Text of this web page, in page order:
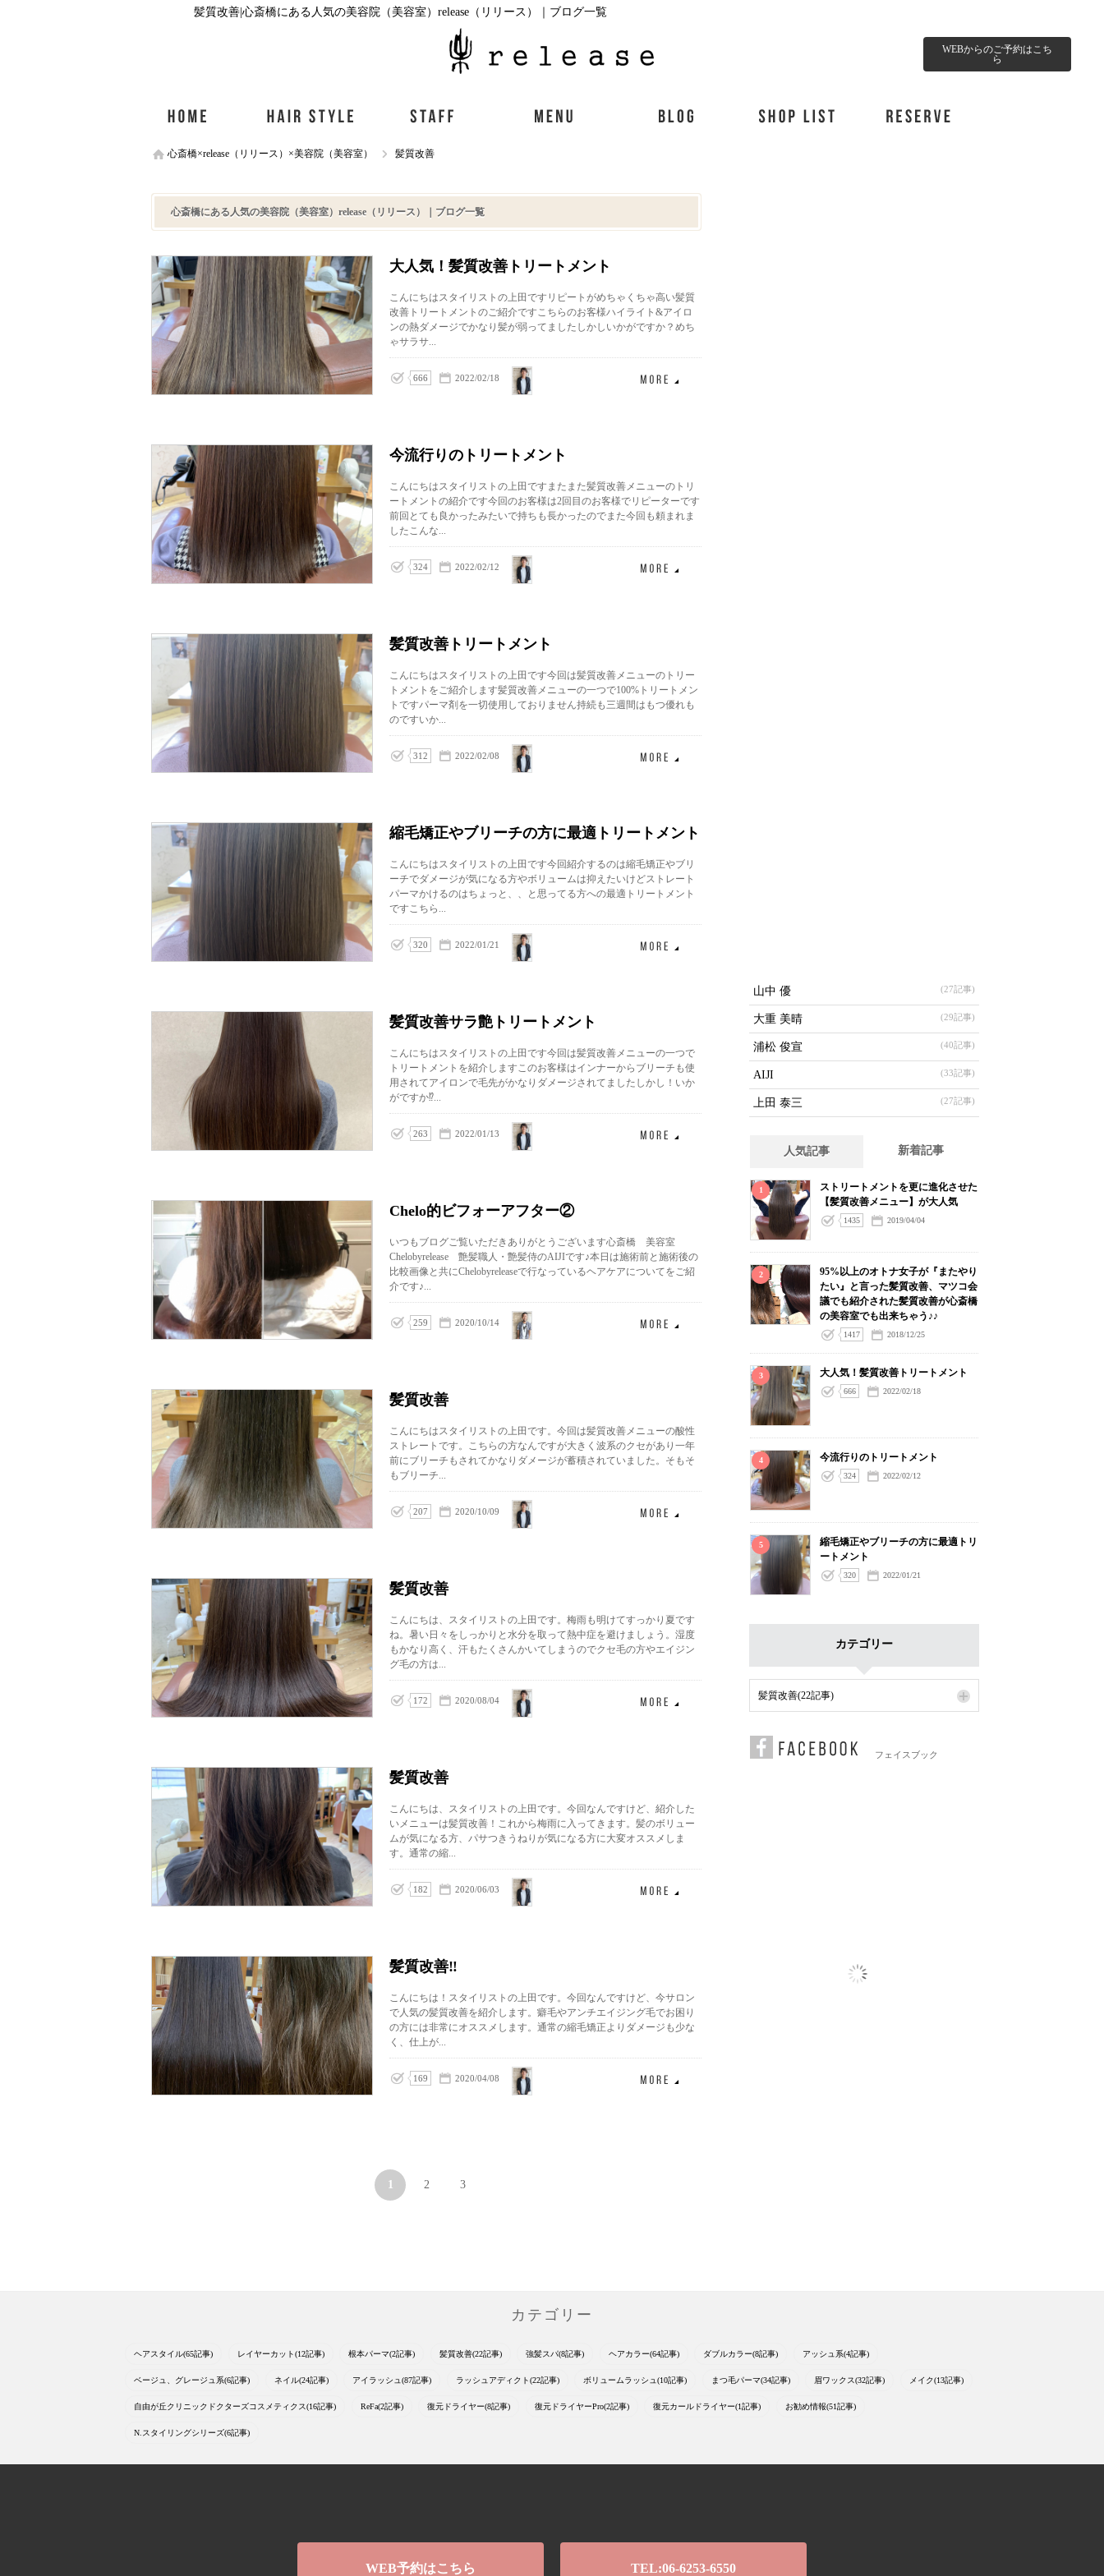
髪質改善|心斎橋にある人気の美容院（美容室）release（リリース）｜ブログ一覧
WEBからのご予約はこち
ら
心斎橋×release（リリース）×美容院（美容室） 髪質改善
心斎橋にある人気の美容院（美容室）release（リリース）｜ブログ一覧
大人気！髪質改善トリートメント
こんにちはスタイリストの上田ですリピートがめちゃくちゃ高い髪質
改善トリートメントのご紹介ですこちらのお客様ハイライト&アイロ
ンの熱ダメージでかなり髪が弱ってましたしかしいかがですか？めち
ゃサラサ...
666 2022/02/18
上田
泰三
今流行りのトリートメント
こんにちはスタイリストの上田ですまたまた髪質改善メニューのトリ
ートメントの紹介です今回のお客様は2回目のお客様でリピーターです
前回とても良かったみたいで持ちも長かったのでまた今回も頼まれま
したこんな...
324 2022/02/12
上田
泰三
髪質改善トリートメント
こんにちはスタイリストの上田です今回は髪質改善メニューのトリー
トメントをご紹介します髪質改善メニューの一つで100%トリートメン
トですパーマ剤を一切使用しておりません持続も三週間はもつ優れも
のですいか...
312 2022/02/08
上田
泰三
縮毛矯正やブリーチの方に最適トリートメント
こんにちはスタイリストの上田です今回紹介するのは縮毛矯正やブリ
ーチでダメージが気になる方やボリュームは抑えたいけどストレート
パーマかけるのはちょっと、、と思ってる方への最適トリートメント
ですこちら...
320 2022/01/21
上田
泰三
髪質改善サラ艶トリートメント
こんにちはスタイリストの上田です今回は髪質改善メニューの一つで
トリートメントを紹介しますこのお客様はインナーからブリーチも使
用されてアイロンで毛先がかなりダメージされてましたしかし！いか
がですか⁉️...
263 2022/01/13
上田
泰三
Chelo的ビフォーアフター②
いつもブログご覧いただきありがとうございます心斎橋 美容室
Chelobyrelease 艶髪職人・艶髪侍のAIJIです♪本日は施術前と施術後の
比較画像と共にChelobyreleaseで行なっているヘアケアについてをご紹
介です♪...
259 2020/10/14 AIJI
髪質改善
こんにちはスタイリストの上田です。今回は髪質改善メニューの酸性
ストレートです。こちらの方なんですが大きく波系のクセがあり一年
前にブリーチもされてかなりダメージが蓄積されていました。そもそ
もブリーチ...
207 2020/10/09
上田
泰三
髪質改善
こんにちは、スタイリストの上田です。梅雨も明けてすっかり夏です
ね。暑い日々をしっかりと水分を取って熱中症を避けましょう。湿度
もかなり高く、汗もたくさんかいてしまうのでクセ毛の方やエイジン
グ毛の方は...
172 2020/08/04
上田
泰三
髪質改善
こんにちは、スタイリストの上田です。今回なんですけど、紹介した
いメニューは髪質改善！これから梅雨に入ってきます。髪のボリュー
ムが気になる方、パサつきうねりが気になる方に大変オススメしま
す。通常の縮...
182 2020/06/03
上田
泰三
髪質改善‼︎
こんにちは！スタイリストの上田です。今回なんですけど、今サロン
で人気の髪質改善を紹介します。癖毛やアンチエイジング毛でお困り
の方には非常にオススメします。通常の縮毛矯正よりダメージも少な
く、仕上が...
169 2020/04/08
上田
泰三
1 2 3
山中 優 (27記事)
大重 美晴 (29記事)
浦松 俊宣 (40記事)
AIJI (33記事)
上田 泰三 (27記事)
人気記事 新着記事
1
ストリートメントを更に進化させた
【髪質改善メニュー】が大人気
1435 2019/04/04
2
95%以上のオトナ女子が『またやり
たい』と言った髪質改善、マツコ会
議でも紹介された髪質改善が心斎橋
の美容室でも出来ちゃう♪♪
1417 2018/12/25
3 大人気！髪質改善トリートメント
666 2022/02/18
4 今流行りのトリートメント
324 2022/02/12
5
縮毛矯正やブリーチの方に最適トリ
ートメント
320 2022/01/21
カテゴリー
髪質改善(22記事)
フェイスブック
カテゴリー
ヘアスタイル(65記事) レイヤーカット(12記事) 根本パーマ(2記事) 髪質改善(22記事) 強髪スパ(8記事) ヘアカラー(64記事) ダブルカラー(8記事) アッシュ系(4記事)
ベージュ、グレージュ系(6記事) ネイル(24記事) アイラッシュ(87記事) ラッシュアディクト(22記事) ボリュームラッシュ(10記事) まつ毛パーマ(34記事) 眉ワックス(32記事) メイク(13記事)
自由が丘クリニックドクターズコスメティクス(16記事) ReFa(2記事) 復元ドライヤー(8記事) 復元ドライヤーPro(2記事) 復元カールドライヤー(1記事) お勧め情報(51記事)
N.スタイリングシリーズ(6記事)
WEB予約はこちら TEL:06-6253-6550